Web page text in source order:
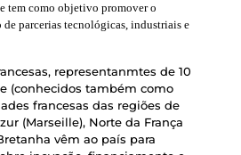
tem como objetivo promover o
parcerias tecnológicas, industriais e
representanmtes de 10
(conhecidos também como
francesas das regiões de
(Marseille), Norte da França
vêm ao país para